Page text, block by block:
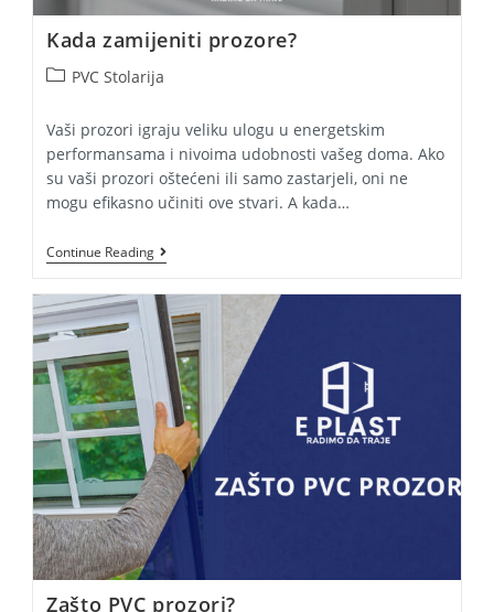
Kada zamijeniti prozore?
PostPVC Stolarija
Vaši prozori igraju veliku ulogu u energetskim
performansama i nivoima udobnosti vašeg doma. Ako
su vaši prozori oštećeni ili samo zastarjeli, oni ne
mogu efikasno učiniti ove stvari. A kada…
Continue ReadingKada
Zamijeniti
Zašto PVC prozori?